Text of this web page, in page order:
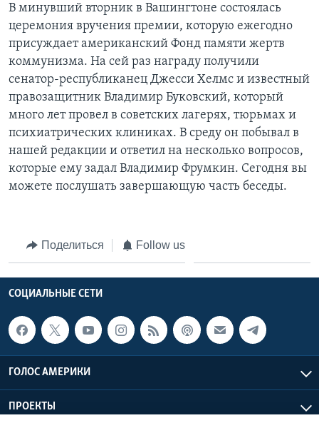
ДИСКУССИЯ VOA
ДЕТАЛИ
НЬЮ-ЙОРК NEW YORK
АМЕРИКА. БОЛЬШОЕ ПУТЕШЕСТВИЕ
АРТЕФАКТЫ
АМЕРИКАНСКИЕ ГОРОДКИ
ТЕСТЫ
ЗА СВОБОДУ ПРЕССЫ
УЧИМ АНГЛИЙСКИЙ
ВИДЕО
ПОДПИСКА НА НОВОСТИ
Learning English
СОЦИАЛЬНЫЕ СЕТИ
В минувший вторник в Вашингтоне состоялась
церемония вручения премии, которую ежегодно
присуждает американский Фонд памяти жертв
коммунизма. На сей раз награду получили
сенатор-республиканец Джесси Хелмс и известный
правозащитник Владимир Буковский, который
много лет провел в советских лагерях, тюрьмах и
психиатрических клиниках. В среду он побывал в
нашей редакции и ответил на несколько вопросов,
которые ему задал Владимир Фрумкин. Сегодня вы
можете послушать завершающую часть беседы.
Поделиться Follow us
СОЦИАЛЬНЫЕ СЕТИ
ГОЛОС АМЕРИКИ
ПРОЕКТЫ